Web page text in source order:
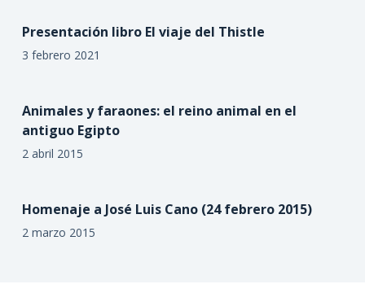
Presentación libro El viaje del Thistle
3 febrero 2021
Animales y faraones: el reino animal en el
antiguo Egipto
2 abril 2015
Homenaje a José Luis Cano (24 febrero 2015)
2 marzo 2015